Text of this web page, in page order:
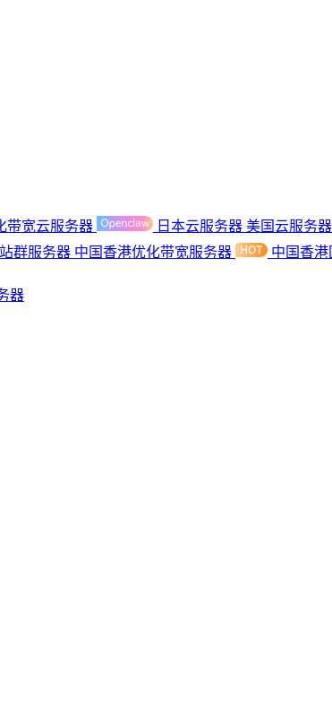
带宽云服务器 日本云服务器 美国云服务器
群服务器 中国香港优化带宽服务器 中国香
器